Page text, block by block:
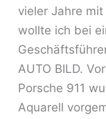
vieler Jahre
wollte ich bei
AUTO BILD.
Porsche 911
Aquarell